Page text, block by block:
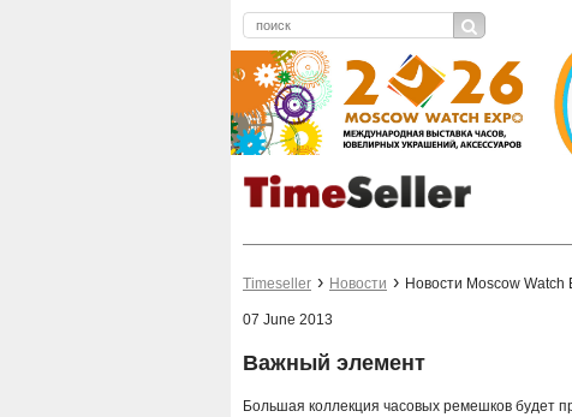
Timeseller Новости Новости Moscow Watch
07 June 2013
Важный элемент
Большая коллекция часовых ремешков будет